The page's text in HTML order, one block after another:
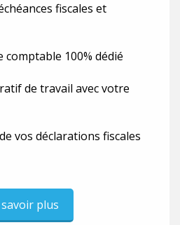
fiscales et
comptable 100% dédié
de travail avec votre
vos déclarations fiscales
savoir plus